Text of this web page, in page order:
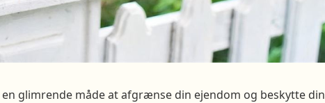
glimrende måde at afgrænse din ejendom og beskytte din